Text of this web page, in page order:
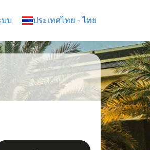
บบ ประเทศไทย - ไทย
keyboard_arrow_down